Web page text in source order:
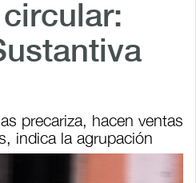
precariza, hacen ventas
indica la agrupación